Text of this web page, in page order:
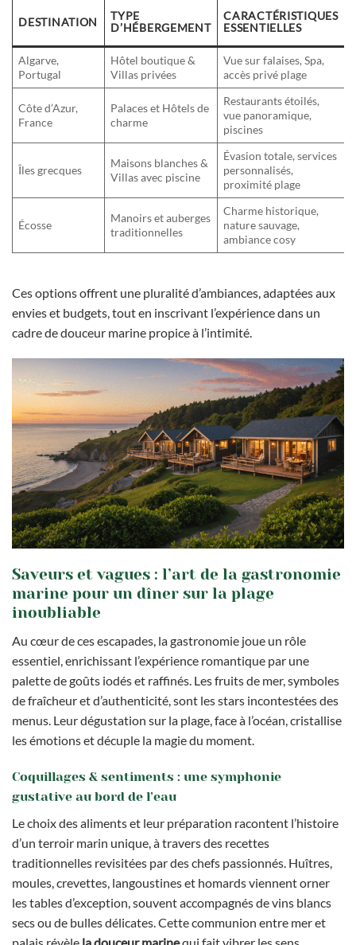
DESTINATION
TYPE
D’HÉBERGEMENT
CARACTÉRISTIQUES
ESSENTIELLES
Algarve,
Portugal
Hôtel boutique &
Villas privées
Vue sur falaises, Spa,
accès privé plage
Côte d’Azur,
France
Palaces et Hôtels de
charme
Restaurants étoilés,
vue panoramique,
piscines
Îles grecques
Maisons blanches &
Villas avec piscine
Évasion totale, services
personnalisés,
proximité plage
Écosse
Manoirs et auberges
traditionnelles
Charme historique,
nature sauvage,
ambiance cosy
Ces options offrent une pluralité d’ambiances, adaptées aux
envies et budgets, tout en inscrivant l’expérience dans un
cadre de douceur marine propice à l’intimité.
Saveurs et vagues : l’art de la gastronomie
marine pour un dîner sur la plage
inoubliable
Au cœur de ces escapades, la gastronomie joue un rôle
essentiel, enrichissant l’expérience romantique par une
palette de goûts iodés et raffinés. Les fruits de mer, symboles
de fraîcheur et d’authenticité, sont les stars incontestées des
menus. Leur dégustation sur la plage, face à l’océan, cristallise
les émotions et décuple la magie du moment.
Coquillages & sentiments : une symphonie
gustative au bord de l’eau
Le choix des aliments et leur préparation racontent l’histoire
d’un terroir marin unique, à travers des recettes
traditionnelles revisitées par des chefs passionnés. Huîtres,
moules, crevettes, langoustines et homards viennent orner
les tables d’exception, souvent accompagnés de vins blancs
secs ou de bulles délicates. Cette communion entre mer et
palais révèle la douceur marinequi fait vibrer les sens.